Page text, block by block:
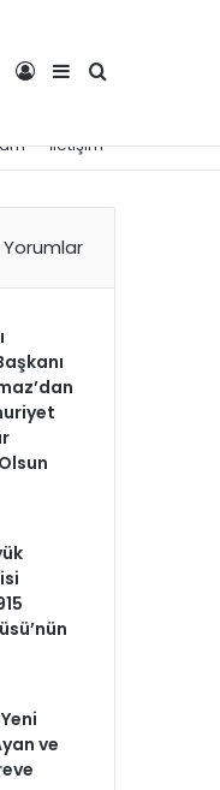
Kayıt OlKenar Bölmesi
Arama yap
İletişim
Yorumlar
ve